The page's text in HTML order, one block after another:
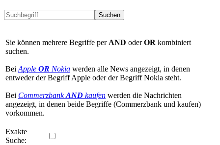
Suchen
Sie können mehrere Begriffe per AND oderOR kombiniert
suchen.
Bei Apple OR Nokia werden alle News angezeigt, in denen
entweder der Begriff Apple oder der Begriff Nokia steht.
Bei CommerzbankAND kaufen werden die Nachrichten
angezeigt, in denen beide Begriffe (Commerzbank und kaufen)
vorkommen.
Exakte
Suche: